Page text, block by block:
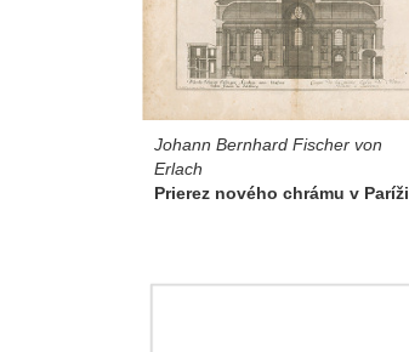
Johann Bernhard Fischer von
Erlach
Prierez nového chrámu v Paríži